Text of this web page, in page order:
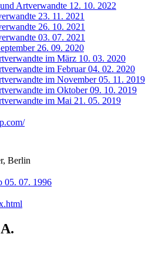
Artverwandte 12. 10. 2022
23. 11. 2021
26. 10. 2021
03. 07. 2021
26. 09. 2020
im März 10. 03. 2020
im Februar 04. 02. 2020
im November 05. 11. 2019
im Oktober 09. 10. 2019
im Mai 21. 05. 2019
Berlin
05. 07. 1996